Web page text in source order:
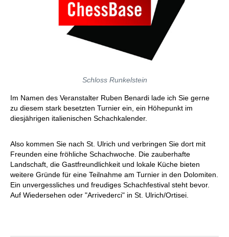
Schloss Runkelstein
Im Namen des Veranstalter Ruben Benardi lade ich Sie gerne
zu diesem stark besetzten Turnier ein, ein Höhepunkt im
diesjährigen italienischen Schachkalender.
Also kommen Sie nach St. Ulrich und verbringen Sie dort mit
Freunden eine fröhliche Schachwoche. Die zauberhafte
Landschaft, die Gastfreundlichkeit und lokale Küche bieten
weitere Gründe für eine Teilnahme am Turnier in den Dolomiten.
Ein unvergessliches und freudiges Schachfestival steht bevor.
Auf Wiedersehen oder "Arrivederci" in St. Ulrich/Ortisei.